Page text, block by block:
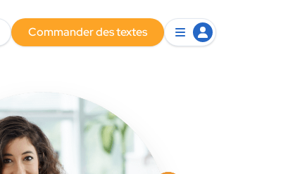
Commander des textes